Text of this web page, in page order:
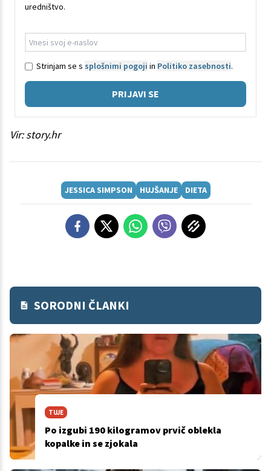
uredništvo.
Strinjam se s splošnimi pogoji in Politiko zasebnosti.
PRIJAVI SE
Vir: story.hr
JESSICA SIMPSON HUJŠANJE DIETA
SORODNI ČLANKI
TUJE
Po izgubi 190 kilogramov prvič oblekla
kopalke in se zjokala